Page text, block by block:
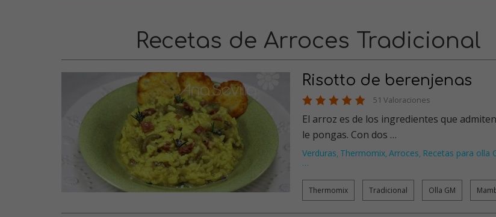
Recetas de Arroces Tradicional
Risotto de berenjenas
51 Valoraciones
El arroz es de los ingredientes que
le pongas. Con dos …
Verduras, Thermomix, Arroces, Recetas para olla
…
Thermomix Tradicional Olla GM